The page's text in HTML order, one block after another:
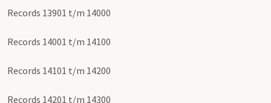
Records 13901 t/m 14000
Records 14001 t/m 14100
Records 14101 t/m 14200
Records 14201 t/m 14300